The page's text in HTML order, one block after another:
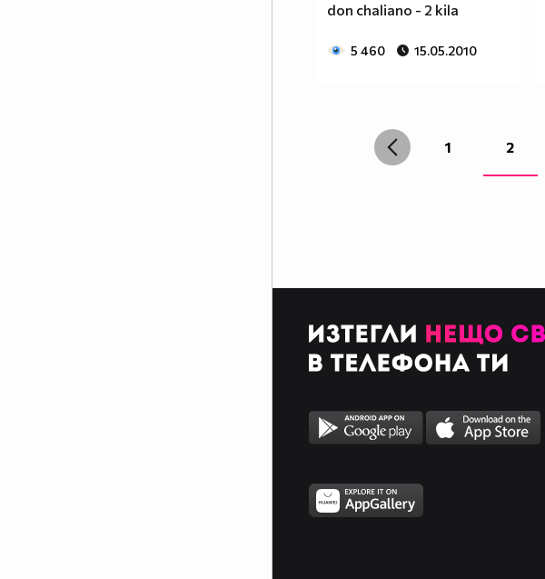
don chaliano - 2 kila
5 460 15.05.2010
1 2